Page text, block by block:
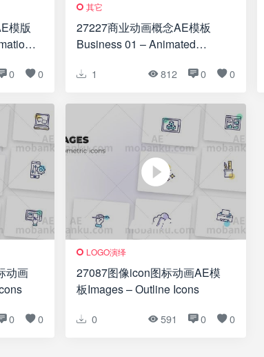
模版
0 0
其它
27227商业动画概念AE模板
Business 01 – Animated
1 812 0 0
动画
0 0
LOGO演绎
27087图像icon图标动画AE模
板Images – Оutline Icons
0 591 0 0